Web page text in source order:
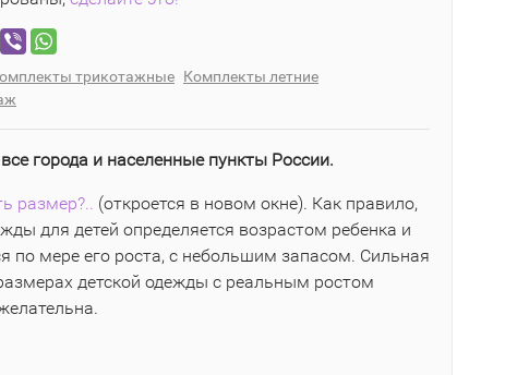
трикотажные Комплекты летние
города и населенные пункты России.
размер?.. (откроется в новом окне). Как правило,
для детей определяется возрастом ребенка и
по мере его роста, с небольшим запасом. Сильная
детской одежды с реальным ростом